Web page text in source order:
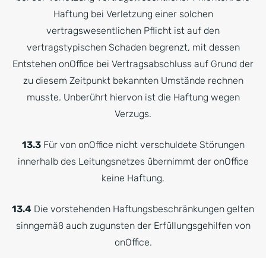
Haftung bei Verletzung einer solchen
vertragswesentlichen Pflicht ist auf den
vertragstypischen Schaden begrenzt, mit dessen
Entstehen onOffice bei Vertragsabschluss auf Grund der
zu diesem Zeitpunkt bekannten Umstände rechnen
musste. Unberührt hiervon ist die Haftung wegen
Verzugs.
13.3Für von onOffice nicht verschuldete Störungen
innerhalb des Leitungsnetzes übernimmt der onOffice
keine Haftung.
13.4 Die vorstehenden Haftungsbeschränkungen gelten
sinngemäß auch zugunsten der Erfüllungsgehilfen von
onOffice.